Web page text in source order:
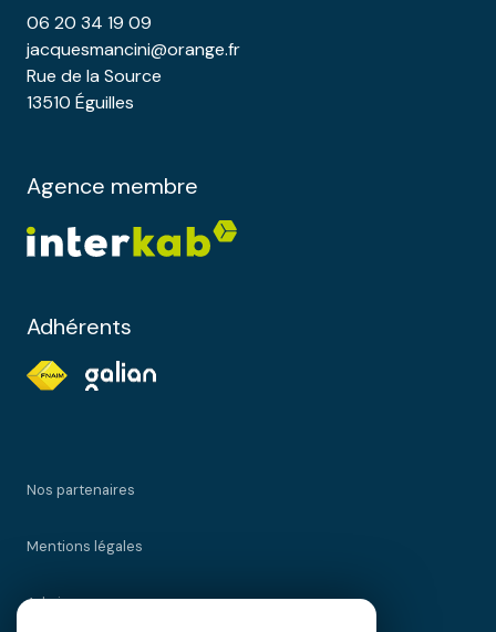
06 20 34 19 09
jacquesmancini@orange.fr
Rue de la Source
13510 Éguilles
Agence membre
Adhérents
Nos partenaires
Mentions légales
Admin